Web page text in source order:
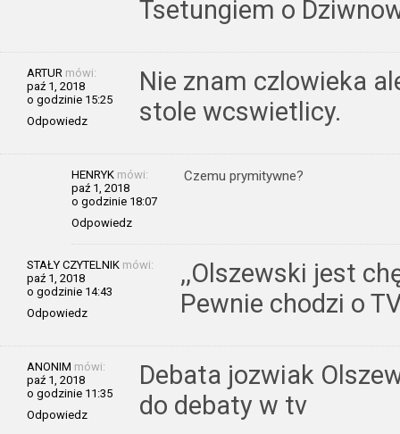
Tsetungiem o
ARTUR mówi:
paź 1, 2018
o godzinie 15:25
Odpowiedz
Nie znam czlowieka
stole wcswietlicy.
HENRYK mówi:
paź 1, 2018
o godzinie 18:07
Odpowiedz
Czemu prymitywne?
STAŁY CZYTELNIK mówi:
paź 1, 2018
o godzinie 14:43
Odpowiedz
,,Olszewski jest
Pewnie chodzi o
ANONIM mówi:
paź 1, 2018
o godzinie 11:35
Odpowiedz
Debata jozwiak
do debaty w tv